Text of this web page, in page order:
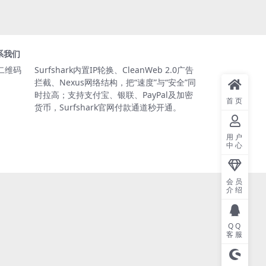
我们
Surfshark内置IP轮换、CleanWeb 2.0广告
拦截、Nexus网络结构，把“速度”与“安全”同
时拉高；支持支付宝、银联、PayPal及加密
货币，Surfshark官网付款通道秒开通。
首页
用户
中心
会员
介绍
QQ
客服